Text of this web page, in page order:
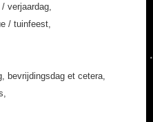
verjaardag,
/ tuinfeest,
bevrijdingsdag et cetera,